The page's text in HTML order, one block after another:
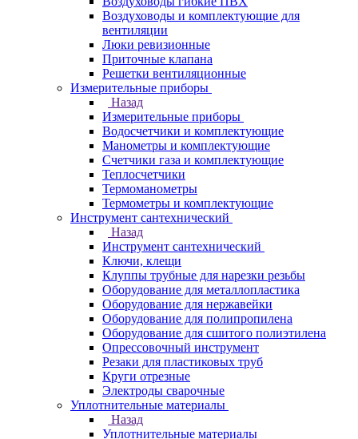
Воздуховоды и комплектующие для
вентиляции
Люки ревизионные
Приточные клапана
Решетки вентиляционные
Измерительные приборы
Назад
Измерительные приборы
Водосчетчики и комплектующие
Манометры и комплектующие
Счетчики газа и комплектующие
Теплосчетчики
Термоманометры
Термометры и комплектующие
Инструмент сантехнический
Назад
Инструмент сантехнический
Ключи, клещи
Клуппы трубные для нарезки резьбы
Оборудование для металлопластика
Оборудование для нержавейки
Оборудование для полипропилена
Оборудование для сшитого полиэтилена
Опрессовочный инструмент
Резаки для пластиковых труб
Круги отрезные
Электроды сварочные
Уплотнительные материалы
Назад
Уплотнительные материалы